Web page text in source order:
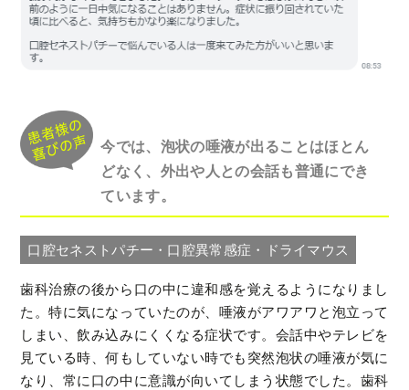
今では、泡状の唾液が出ることはほとん
どなく、外出や人との会話も普通にでき
ています。
口腔セネストパチー・口腔異常感症・ドライマウス
歯科治療の後から口の中に違和感を覚えるようになりまし
た。特に気になっていたのが、唾液がアワアワと泡立って
しまい、飲み込みにくくなる症状です。会話中やテレビを
見ている時、何もしていない時でも突然泡状の唾液が気に
なり、常に口の中に意識が向いてしまう状態でした。歯科